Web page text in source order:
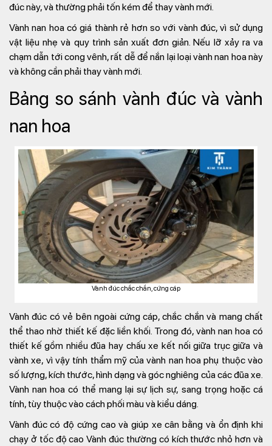
đúc này, và thường phải tốn kém để thay vành mới.
Vành nan hoa có giá thành rẻ hơn so với vành đúc, vì sử dụng
vật liệu nhẹ và quy trình sản xuất đơn giản. Nếu lỡ xảy ra va
chạm dẫn tới cong vênh, rất dễ để nắn lại loại vành nan hoa này
và không cần phải thay vành mới.
Bảng so sánh vành đúc và vành
nan hoa
Vành đúc chắc chắn, cứng cáp
Vành đúc có vẻ bên ngoài cứng cáp, chắc chắn và mang chất
thể thao nhờ thiết kế đặc liền khối. Trong đó, vành nan hoa có
thiết kế gồm nhiều đũa hay chấu xe kết nối giữa trục giữa và
vành xe, vì vậy tính thẩm mỹ của vành nan hoa phụ thuộc vào
số lượng, kích thước, hình dạng và góc nghiêng của các đũa xe.
Vành nan hoa có thể mang lại sự lịch sự, sang trọng hoặc cá
tính, tùy thuộc vào cách phối màu và kiểu dáng.
Vành đúc có độ cứng cao và giúp xe cân bằng và ổn định khi
chạy ở tốc độ cao Vành đúc thường có kích thước nhỏ hơn và